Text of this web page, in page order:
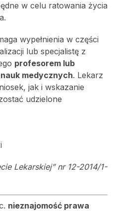
w celu ratowania życia
wypełnienia w części
lub specjalistę z
profesorem lub
medycznych. Lekarz
jak i wskazanie
udzielone
Lekarskiej” nr 12-2014/1-
nieznajomość prawa